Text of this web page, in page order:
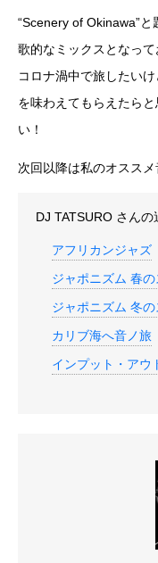
“Scenery of Okinawa”
歌的なミックスとなって
コロナ渦中で旅したい
を味わえてもらえたら
い！
次回以降は私のオスス
DJ TATSURO さんの
アフリカンジャズ
ジャポニズム 春の
ジャポニズム 冬の
カリブ海へ音ノ旅
インプット・ア